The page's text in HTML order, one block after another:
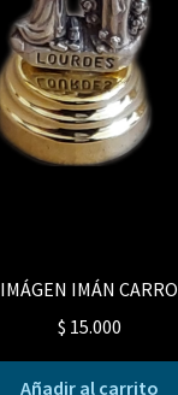
IMÁGEN IMÁN CARRO
$ 15.000
Añadir al carrito